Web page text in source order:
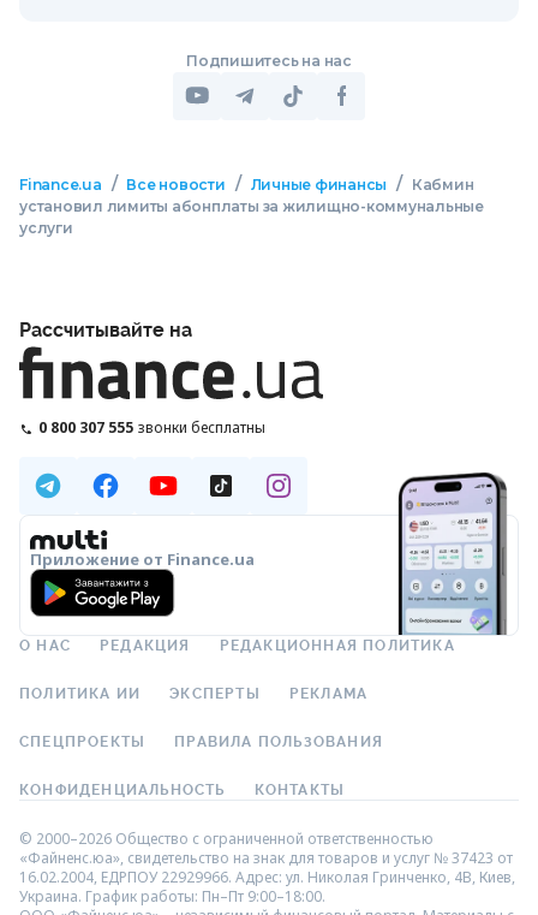
Подпишитесь на нас
Finance.ua / Все новости / Личные финансы /
Кабмин
установил лимиты абонплаты за жилищно-коммунальные
услуги
Рассчитывайте на
0 800 307 555 звонки бесплатны
Приложение от Finance.ua
О НАС РЕДАКЦИЯ РЕДАКЦИОННАЯ ПОЛИТИКА
ПОЛИТИКА ИИ ЭКСПЕРТЫ РЕКЛАМА
СПЕЦПРОЕКТЫ ПРАВИЛА ПОЛЬЗОВАНИЯ
КОНФИДЕНЦИАЛЬНОСТЬ КОНТАКТЫ
© 2000–2026 Общество с ограниченной ответственностью
«Файненс.юа», свидетельство на знак для товаров и услуг № 37423 от
16.02.2004, ЕДРПОУ 22929966. Адрес: ул. Николая Гринченко, 4В, Киев,
Украина. График работы: Пн–Пт 9:00–18:00.